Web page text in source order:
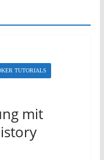
TUTORIALS
mit